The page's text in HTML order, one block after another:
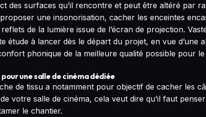
des surfaces qu’il rencontre et peut être altéré par
une insonorisation, cacher les enceintes
de la lumière issue de l’écran de projection.
étude à lancer dès le départ du projet, en vue d’une
phonique de la meilleure qualité possible pour
une salle de cinéma dédiée
de tissu a notamment pour objectif de cacher les
votre salle de cinéma, cela veut dire qu’il faut
le chantier.